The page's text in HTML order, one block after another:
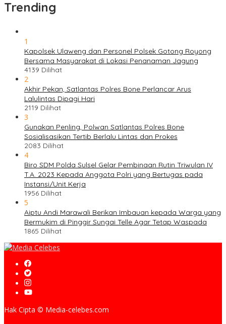
Trending
1
Kapolsek Ulaweng dan Personel Polsek Gotong Royong
Bersama Masyarakat di Lokasi Penanaman Jagung
4139 Dilihat
2
Akhir Pekan, Satlantas Polres Bone Perlancar Arus
Lalulintas Dipagi Hari
2119 Dilihat
3
Gunakan Penling, Polwan Satlantas Polres Bone
Sosialisasikan Tertib Berlalu Lintas dan Prokes
2083 Dilihat
4
Biro SDM Polda Sulsel Gelar Pembinaan Rutin Triwulan IV
T.A. 2023 Kepada Anggota Polri yang Bertugas pada
Instansi/Unit Kerja
1956 Dilihat
5
Aiptu Andi Marawali Berikan Imbauan kepada Warga yang
Bermukim di Pinggir Sungai Telle Agar Tetap Waspada
1865 Dilihat
Hak Cipta © Media-celebes.com